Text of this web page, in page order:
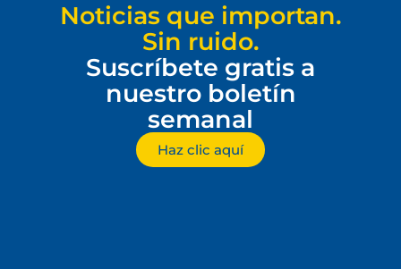
Noticias que importan.
Sin ruido.
Suscríbete gratis a
nuestro boletín
semanal
Haz clic aquí